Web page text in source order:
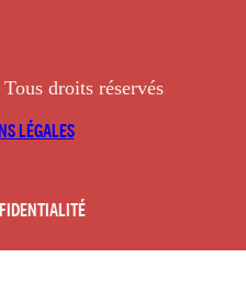
droits réservés
LÉGALES